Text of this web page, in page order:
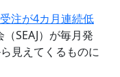
注が4カ月連続低
SEAJ）が毎月発
見えてくるものに